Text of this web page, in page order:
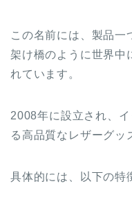
この名前には、製品一
架け橋のように世界中
れています。
2008年に設立され、
る高品質なレザーグッ
具体的には、以下の特